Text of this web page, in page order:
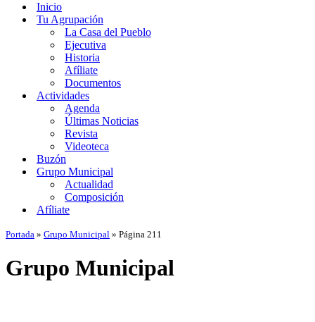
navegación
Inicio
Tu Agrupación
La Casa del Pueblo
Ejecutiva
Historia
Afíliate
Documentos
Actividades
Agenda
Últimas Noticias
Revista
Videoteca
Buzón
Grupo Municipal
Actualidad
Composición
Afíliate
Portada » Grupo Municipal » Página 211
Grupo Municipal